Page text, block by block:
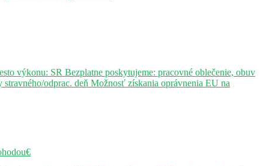
výkonu: SR Bezplatne poskytujeme: pracovné oblečenie, obuv
odprac. deň Možnosť získania oprávnenia EU na